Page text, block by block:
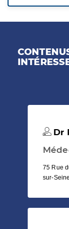
Dr
75 Rue
sur-Seine